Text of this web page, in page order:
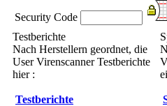
Security Code
Testberichte
Nach Herstellern geordnet, die
User Virenscanner Testberichte
hier :
Testberichte